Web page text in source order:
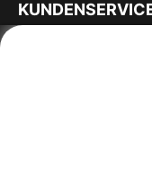
BLEIBE IMMER